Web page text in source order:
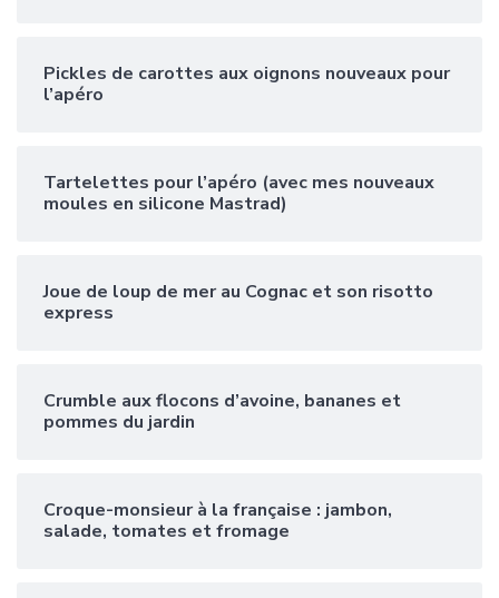
Pickles de carottes aux oignons nouveaux pour
l’apéro
Tartelettes pour l’apéro (avec mes nouveaux
moules en silicone Mastrad)
Joue de loup de mer au Cognac et son risotto
express
Crumble aux flocons d’avoine, bananes et
pommes du jardin
Croque-monsieur à la française : jambon,
salade, tomates et fromage